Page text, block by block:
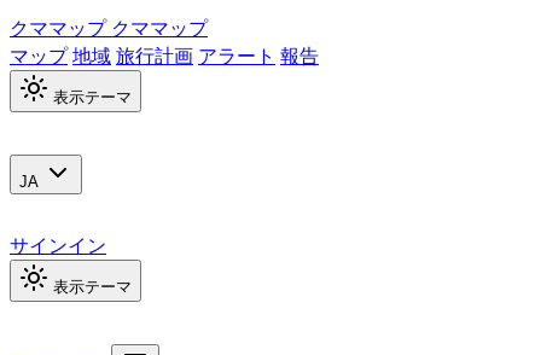
クママップ クママップ
マップ地域旅行計画 アラート 報告
表示テーマ
JA
サインイン
表示テーマ